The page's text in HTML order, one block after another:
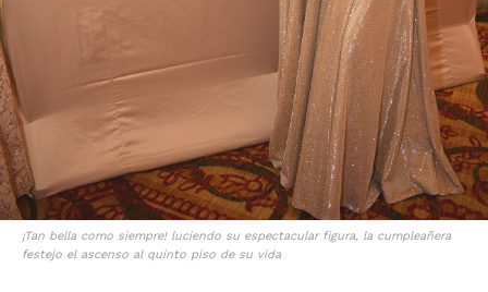
¡Tan bella como siempre! luciendo su espectacular figura, la cumpleañera
festejo el ascenso al quinto piso de su vida